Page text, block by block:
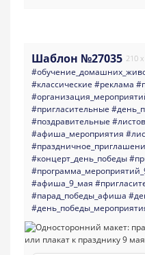
Шаблон №27035 210
#классические #реклама
#пригласительные
#поздравительные
#афиша_мероприятия
#концерт_день_победы
#афиша_9_мая
#парад_победы_афиша